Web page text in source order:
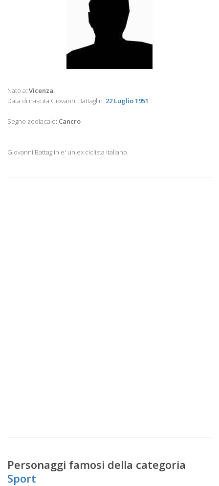
Nato a: Vicenza
Data di nascita Giovanni Battaglin: 22 Luglio 1951
Segno zodiacale: Cancro
Giovanni Battaglin e' un ex ciclista italiano.
Personaggi famosi della categoria
Sport